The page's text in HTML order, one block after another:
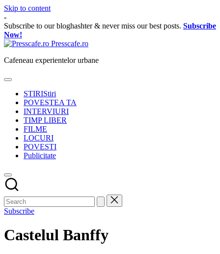
Skip to content
-
Subscribe to our bloghashter & never miss our best posts. Subscribe
Now!
Presscafe.ro
Cafeneau experientelor urbane
STIRIStiri
POVESTEA TA
INTERVIURI
TIMP LIBER
FILME
LOCURI
POVESTI
Publicitate
Subscribe
Castelul Banffy